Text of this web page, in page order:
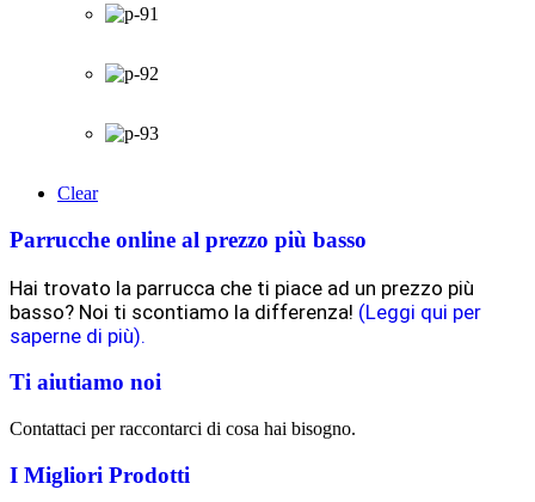
Clear
Parrucche online al prezzo più basso
Hai trovato la parrucca che ti piace ad un prezzo più
basso? Noi ti scontiamo la differenza! (Leggi qui per
saperne di più).
Ti aiutiamo noi
Contattaci per raccontarci di cosa hai bisogno.
I Migliori Prodotti